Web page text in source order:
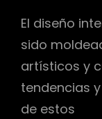
El diseño
sido
artísticos y
tendencias
de estos